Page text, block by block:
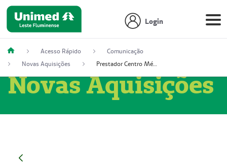
Login
Acesso Rápido
Comunicação
Novas Aquisições
Prestador Centro Médico Vitória Ltda, 51004350-4: Centro Médico Vitória Ltda (Nome Fantasia: Policlínica Master)
Novas Aquisições